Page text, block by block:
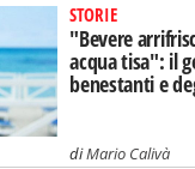
STORIE
"Bevere
acqua tisa": il
benestanti e
diMario Calivà